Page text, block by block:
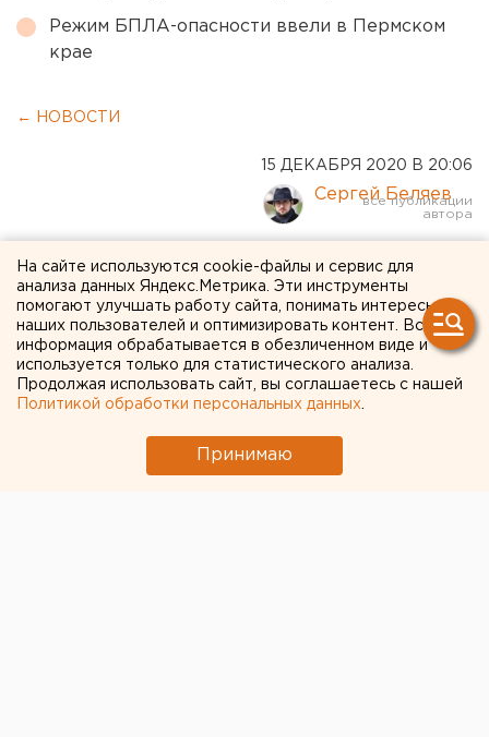
Режим БПЛА-опасности ввели в Пермском
крае
← НОВОСТИ
15 ДЕКАБРЯ 2020 В 20:06
Сергей Беляев
Команда митрополита
Кирилла покидает
Екатеринбург в полном
составе
На сайте используются cookie-файлы и сервис для
анализа данных Яндекс.Метрика. Эти инструменты
помогают улучшать работу сайта, понимать интересы
наших пользователей и оптимизировать контент. Вся
информация обрабатывается в обезличенном виде и
используется только для статистического анализа.
Продолжая использовать сайт, вы соглашаетесь с нашей
Политикой обработки персональных данных
Принимаю